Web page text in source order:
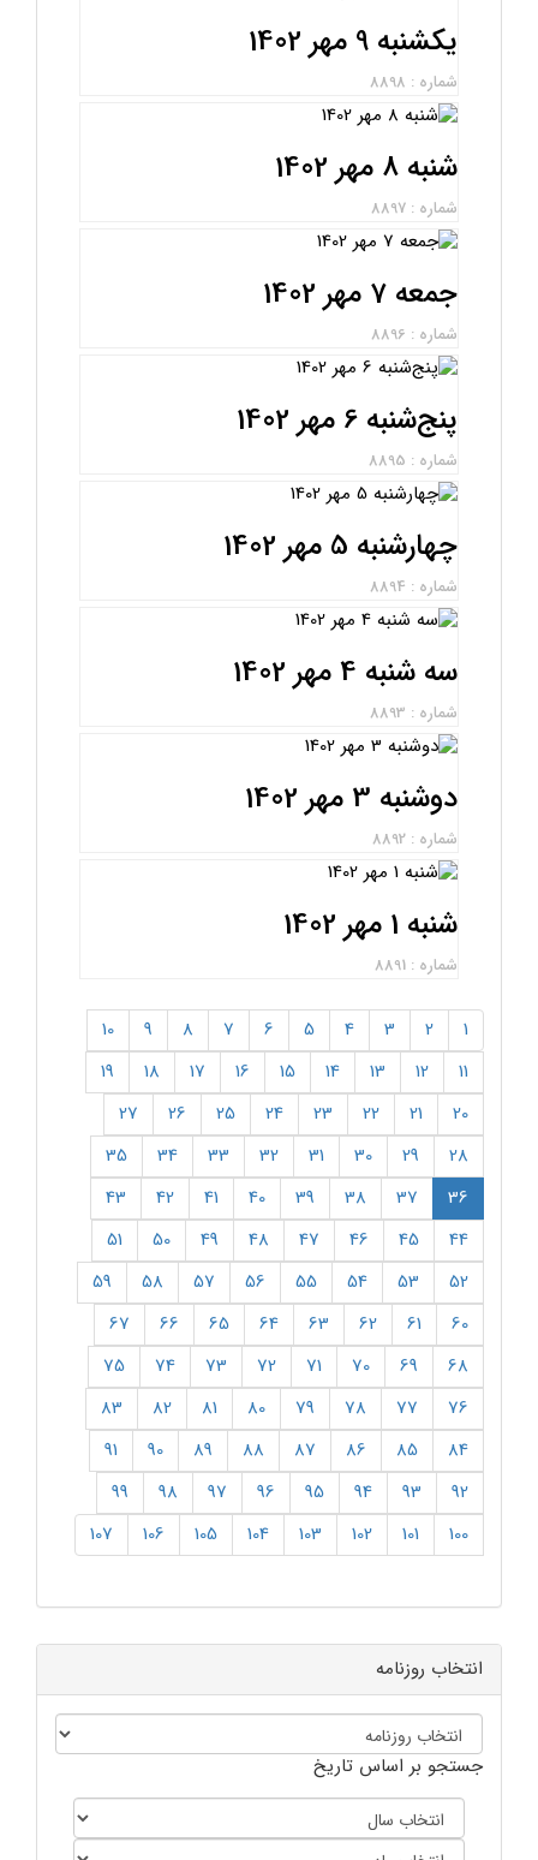
انتخاب روزنامه
جستجو بر اساس تاریخ
یکشنبه 9 مهر 1402
شماره : 8898
شنبه 8 مهر 1402
شماره : 8897
جمعه 7 مهر 1402
شماره : 8896
پنج‌شنبه 6 مهر 1402
شماره : 8895
چهارشنبه 5 مهر 1402
شماره : 8894
سه شنبه 4 مهر 1402
شماره : 8893
دوشنبه 3 مهر 1402
شماره : 8892
شنبه 1 مهر 1402
شماره : 8891
1
2
3
4
5
6
7
8
9
10
11
12
13
14
15
16
17
18
19
20
21
22
23
24
25
26
27
28
29
30
31
32
33
34
35
36
(current)
37
38
39
40
41
42
43
44
45
46
47
48
49
50
51
52
53
54
55
56
57
58
59
60
61
62
63
64
65
66
67
68
69
70
71
72
73
74
75
76
77
78
79
80
81
82
83
84
85
86
87
88
89
90
91
92
93
94
95
96
97
98
99
100
101
102
103
104
105
106
107